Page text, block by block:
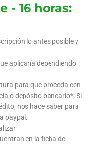
- 16 horas:
lo antes posible y
aplicaría dependiendo
para que proceda con
o depósito bancario*. Si
nos hace saber para
paypal.
en la ficha de